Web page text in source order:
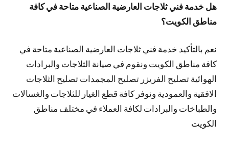
هل خدمة فني ثلاجات العارضية الصناعية متاحة في كافة
مناطق الكويت؟
نعم بالتأكيد خدمة فني ثلاجات العارضية الصناعية متاحة في
كافة مناطق الكويت ونقوم في صيانة الثلاجات والبرادات
الهوائية تصليح الفريزر تصليح المجمدات تصليح الثلاجات
الافقية والعمودية ونوفر كافة قطع الغيار للثلاجات والغسالات
والطباخات والبرادات لكافة العملاء في مختلف مناطق
الكويت